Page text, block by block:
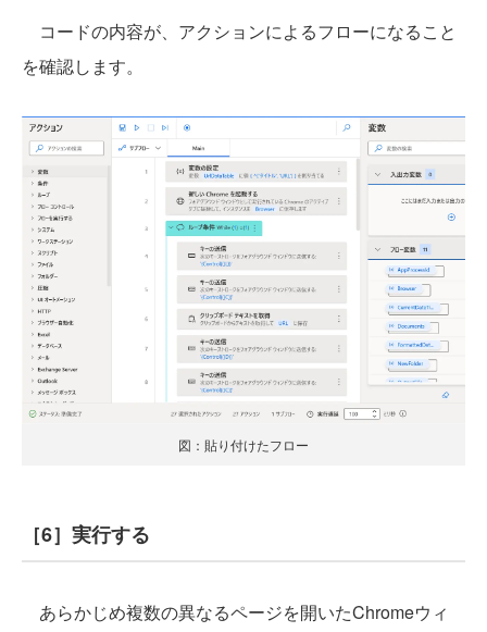
コードの内容が、アクションによるフローになること
を確認します。
図：貼り付けたフロー
［6］実行する
あらかじめ複数の異なるページを開いたChromeウィ